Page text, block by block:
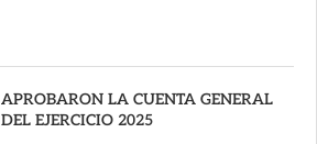
APROBARON LA CUENTA GENERAL
DEL EJERCICIO 2025